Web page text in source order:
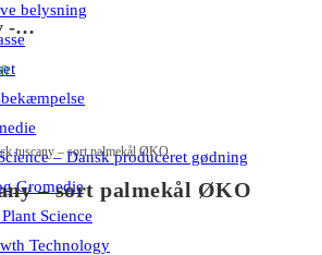
belysning
– Dansk produceret gødning
Gromedie
Science
Technology
-…
Prisinterval:
DKK 35,00
til
DKK 575,00
tuscany – sort palmekål ØKO
– sort palmekål ØKO